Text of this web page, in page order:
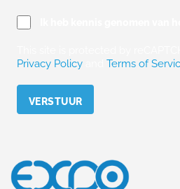
Privacy Policy
Terms of